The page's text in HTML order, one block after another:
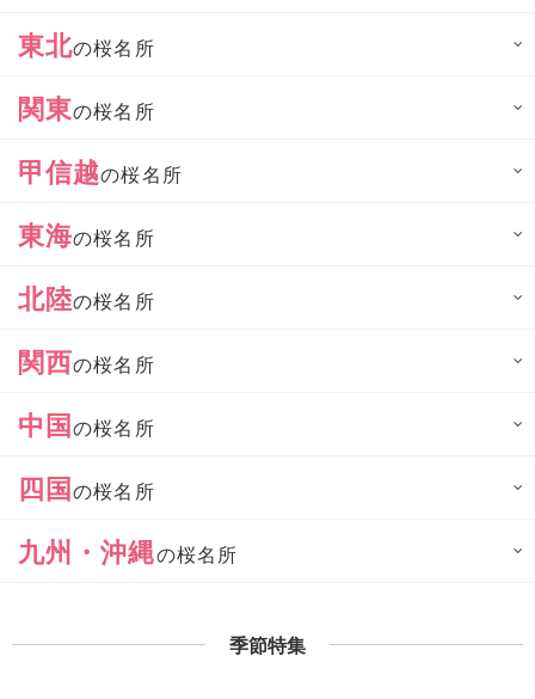
東北の桜名所
関東の桜名所
甲信越の桜名所
東海の桜名所
北陸の桜名所
関西の桜名所
中国の桜名所
四国の桜名所
九州・沖縄の桜名所
季節特集